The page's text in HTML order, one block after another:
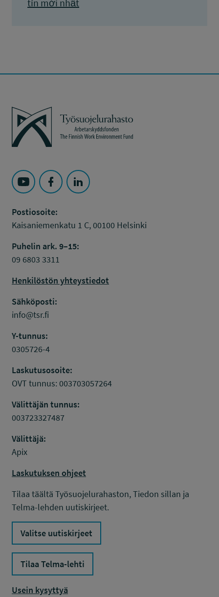
tín mới nhất
Työsuojelurahasto
Seuraa Työsuojelurahasto kohteessa: YouTube
Seuraa Työsuojelurahasto kohteessa:
Seuraa Työsuojelurahasto kohteessa:
Postiosoite:
Kaisaniemenkatu 1 C, 00100 Helsinki
Puhelin ark. 9–15:
09 6803 3311
Henkilöstön yhteystiedot
Sähköposti:
info@tsr.fi
Y-tunnus:
0305726-4
Laskutusosoite:
OVT tunnus: 003703057264
Välittäjän tunnus:
003723327487
Välittäjä:
Apix
Laskutuksen ohjeet
Tilaa täältä Työsuojelurahaston, Tiedon sillan ja
Telma-lehden uutiskirjeet.
Valitse uutiskirjeet
Tilaa Telma-lehti
Usein kysyttyä